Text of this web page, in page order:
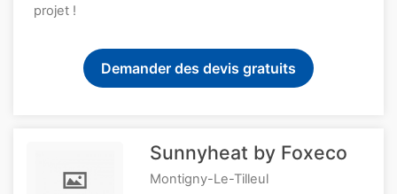
projet !
Demander des devis gratuits
Sunnyheat by Foxeco
Montigny-Le-Tilleul